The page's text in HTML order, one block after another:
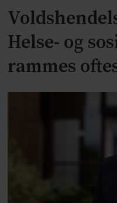
Helse- og
rammes